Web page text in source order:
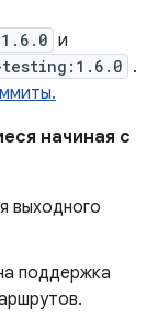
и
testing:1.6.0 .
начиная с
выходного
​​поддержка